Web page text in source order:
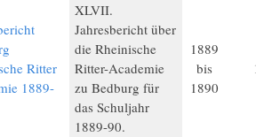
Ritter
1889-
XLVII.
Jahresbericht über
die Rheinische
Ritter-Academie
zu Bedburg für
das Schuljahr
1889-90.
1889
bis
1890